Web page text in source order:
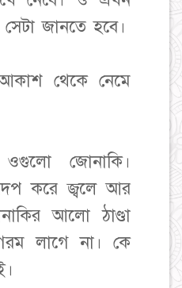
জানতে হবে।
থেকে নেমে
জোনাকি।
করে জ্বলে আর
আলো ঠাণ্ডা
লাগে না। কে